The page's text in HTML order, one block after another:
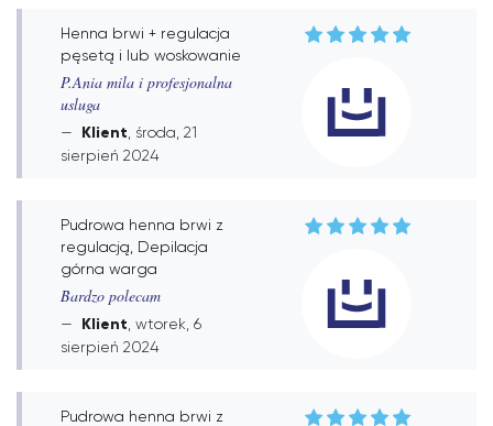
Henna brwi + regulacja
pęsetą i lub woskowanie
P.Ania mila i profesjonalna
usluga
Klient , środa, 21
sierpień 2024
Pudrowa henna brwi z
regulacją, Depilacja
górna warga
Bardzo polecam
Klient , wtorek, 6
sierpień 2024
Pudrowa henna brwi z